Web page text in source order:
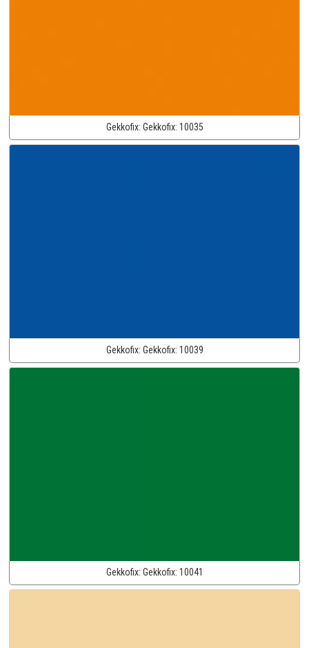
Gekkofix: Gekkofix: 10035
Gekkofix: Gekkofix: 10039
Gekkofix: Gekkofix: 10041